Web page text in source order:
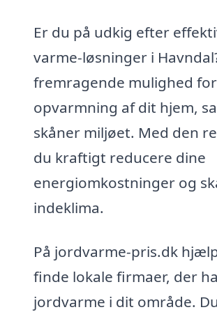
Er du på udkig efter
varme-løsninger i
fremragende mulighed
opvarmning af dit hjem,
skåner miljøet. Med den
du kraftigt reducere dine
energiomkostninger og
indeklima.
På jordvarme-pris.dk
finde lokale firmaer, der
jordvarme i dit område.